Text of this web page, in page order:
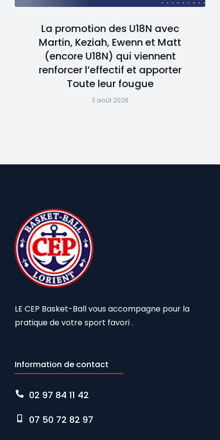
La promotion des U18N avec
Martin, Keziah, Ewenn et Matt
(encore U18N) qui viennent
renforcer l’effectif et apporter
Toute leur fougue
3 août 2026
LE CEP Basket-Ball vous accompagne pour la
pratique de votre sport favori .
Information de contact
02 97 84 11 42
07 50 72 82 97